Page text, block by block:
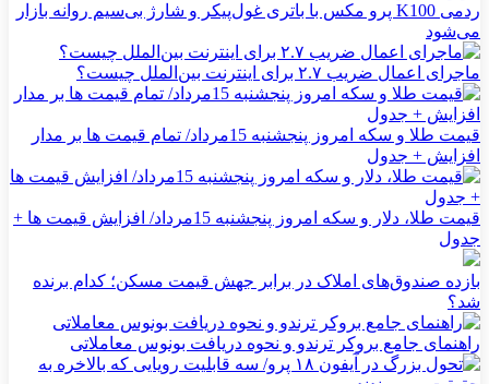
ردمی K100 پرو مکس با باتری غول‌پیکر و شارژ بی‌سیم روانه بازار
می‌شود
ماجرای اعمال ضریب ۲.۷ برای اینترنت بین‌الملل چیست؟
قیمت طلا و سکه امروز پنجشنبه 15مرداد/ تمام قیمت ها بر مدار
افزایش + جدول
قیمت طلا، دلار و سکه امروز پنجشنبه 15مرداد/ افزایش قیمت ها +
جدول
بازده صندوق‌های املاک در برابر جهش قیمت مسکن؛ کدام برنده
شد؟
راهنمای جامع بروکر ترندو و نحوه دریافت بونوس معاملاتی